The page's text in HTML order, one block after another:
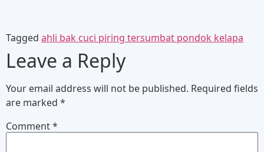
Tagged ahli bak cuci piring tersumbat pondok kelapa
Leave a Reply
Your email address will not be published. Required fields
are marked *
Comment*